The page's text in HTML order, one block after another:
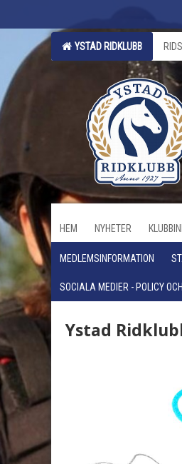
YSTAD RIDKLUBB
HEM NYHETER
MEDLEMSINFORMATION
SOCIALA MEDIER - POLICY
Ystad